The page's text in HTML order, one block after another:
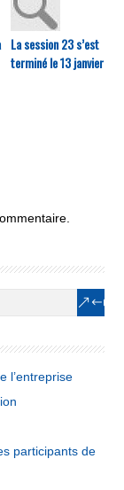
La session 23 s’est
terminé le 13 janvier
l’entreprise
participants de